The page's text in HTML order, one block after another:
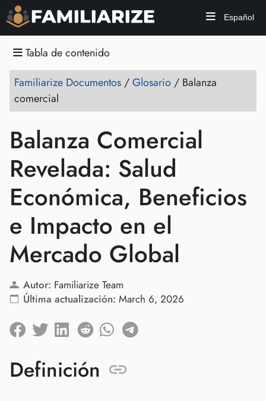
Español
Tabla de contenido
Familiarize Documentos /Glosario / Balanza
comercial
Balanza Comercial
Revelada: Salud
Económica, Beneficios
e Impacto en el
Mercado Global
Autor: Familiarize Team
Última actualización: March 6, 2026
Definición